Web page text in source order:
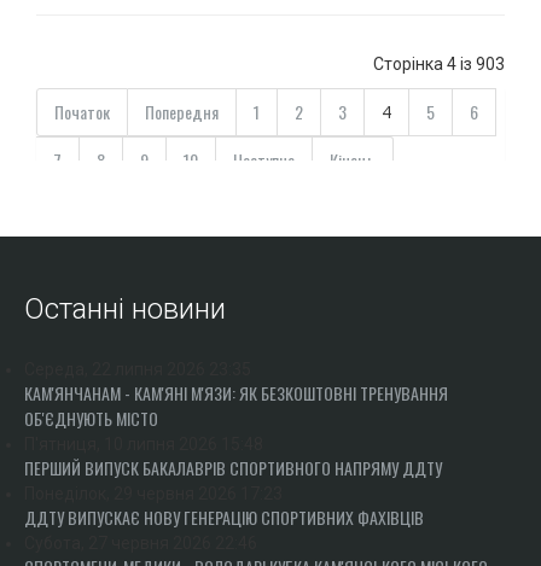
Сторінка 4 із 903
Початок Попередня 1 2 3 4 5
6
7
8 9 10 Наступна Кінець
Останні новини
КАМ'ЯНЧАНАМ - КАМ'ЯНІ М'ЯЗИ: ЯК БЕЗКОШТОВНІ ТРЕНУВАННЯ
ОБ'ЄДНУЮТЬ МІСТО
ПЕРШИЙ ВИПУСК БАКАЛАВРІВ СПОРТИВНОГО НАПРЯМУ ДДТУ
ДДТУ ВИПУСКАЄ НОВУ ГЕНЕРАЦІЮ СПОРТИВНИХ ФАХІВЦІВ